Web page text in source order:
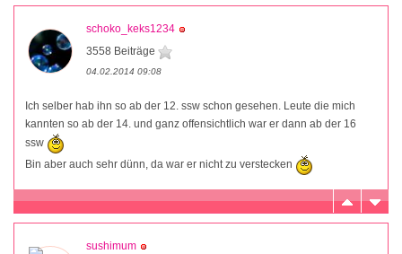
schoko_keks1234
3558 Beiträge
04.02.2014 09:08
Ich selber hab ihn so ab der 12. ssw schon gesehen. Leute die mich
kannten so ab der 14. und ganz offensichtlich war er dann ab der 16
ssw
Bin aber auch sehr dünn, da war er nicht zu verstecken
sushimum